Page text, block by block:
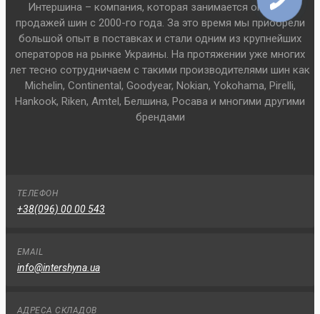
Интершина – компания, которая занимается оптовой
продажей шин с 2000-го года. За это время мы приобрели
большой опыт в поставках и стали одним из крупнейших
операторов на рынке Украины. На протяжении уже многих
лет тесно сотрудничаем с такими производителями шин как
Michelin, Continental, Goodyear, Nokian, Yokohama, Pirelli,
Hankook, Riken, Amtel, Белшина, Росава и многими другими
брендами
ТЕЛЕФОН
+38(096) 00 00 543
EMAIL
info@intershyna.ua
АДРЕСА СКЛАДОВ